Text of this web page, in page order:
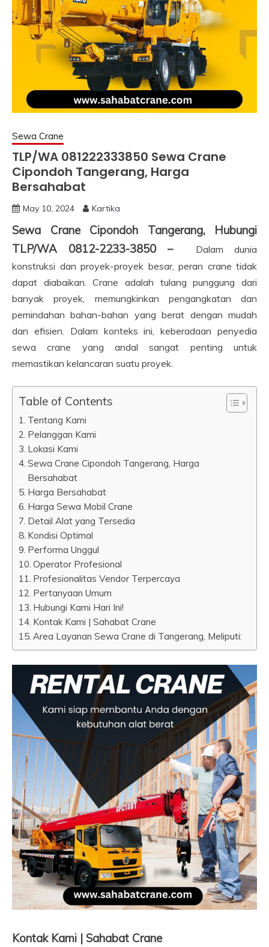
Sewa Crane
TLP/WA 081222333850 Sewa Crane
Cipondoh Tangerang, Harga
Bersahabat
May 10, 2024 Kartika
Sewa Crane Cipondoh Tangerang, Hubungi
TLP/WA 0812-2233-3850 –
Dalam dunia
konstruksi dan proyek-proyek besar, peran crane tidak
dapat diabaikan. Crane adalah tulang punggung dari
banyak proyek, memungkinkan pengangkatan dan
pemindahan bahan-bahan yang berat dengan mudah
dan efisien. Dalam konteks ini, keberadaan penyedia
sewa crane yang andal sangat penting untuk
memastikan kelancaran suatu proyek.
Table of Contents
Tentang Kami
Pelanggan Kami
Lokasi Kami
Sewa Crane Cipondoh Tangerang, Harga
Bersahabat
Harga Bersahabat
Harga Sewa Mobil Crane
Detail Alat yang Tersedia
Kondisi Optimal
Performa Unggul
Operator Profesional
Profesionalitas Vendor Terpercaya
Pertanyaan Umum
Hubungi Kami Hari Ini!
Kontak Kami | Sahabat Crane
Area Layanan Sewa Crane di Tangerang, Meliputi:
Kontak Kami | Sahabat Crane